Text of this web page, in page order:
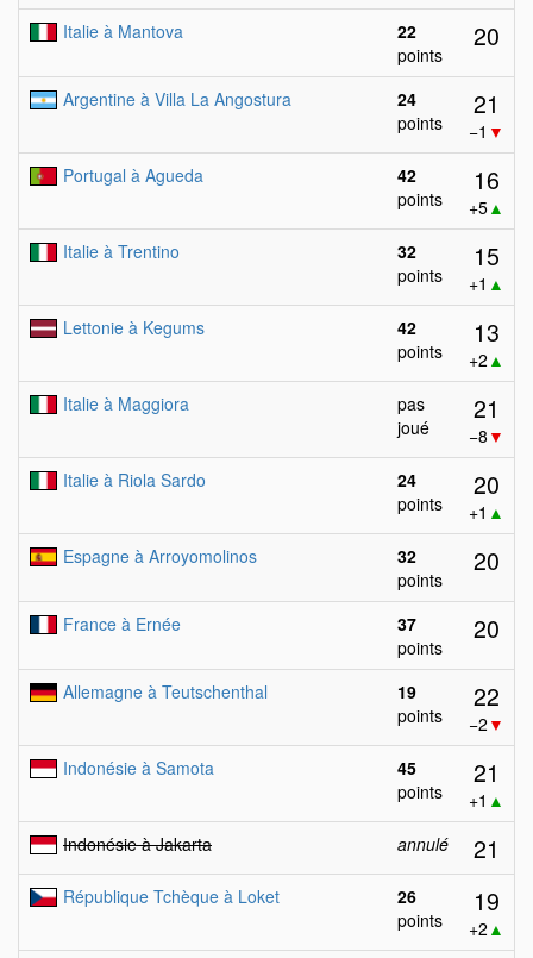
Italie à Mantova
22
points
20
Argentine à Villa La Angostura
24
points
21
−1 ▼
Portugal à Agueda
42
points
16
+5▲
Italie à Trentino
32
points
15
+1 ▲
Lettonie à Kegums
42
points
13
+2 ▲
Italie à Maggiora
pas
joué
21
−8 ▼
Italie à Riola Sardo
24
points
20
+1 ▲
Espagne à Arroyomolinos
32
points
20
France à Ernée
37
points
20
Allemagne à Teutschenthal
19
points
22
−2 ▼
Indonésie à Samota
45
points
21
+1 ▲
Indonésie à Jakarta
annulé 21
République Tchèque à Loket
26
points
19
+2 ▲